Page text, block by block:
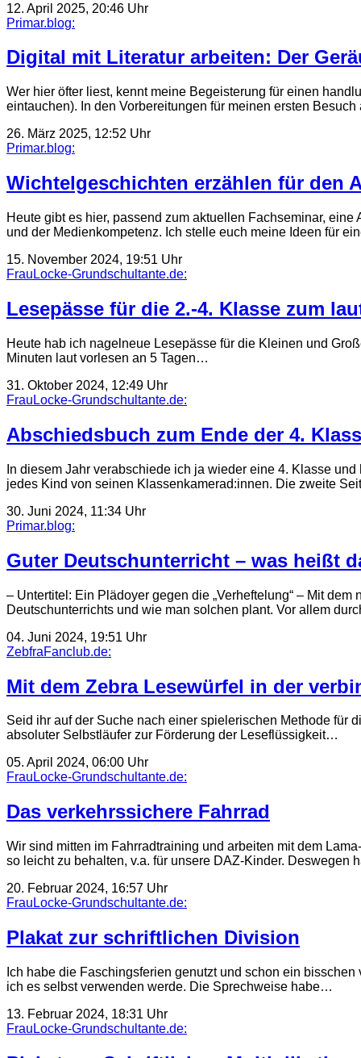
12. April 2025, 20:46 Uhr
Primar.blog:
Digital mit Literatur arbeiten: Der
Wer hier öfter liest, kennt meine Begeisterung für einen
eintauchen). In den Vorbereitungen für meinen ersten
26. März 2025, 12:52 Uhr
Primar.blog:
Wichtelgeschichten erzählen für den
Heute gibt es hier, passend zum aktuellen Fachseminar,
und der Medienkompetenz. Ich stelle euch meine Ideen für
15. November 2024, 19:51 Uhr
FrauLocke-Grundschultante.de:
Lesepässe für die 2.-4. Klasse zum
Heute hab ich nagelneue Lesepässe für die Kleinen und
Minuten laut vorlesen an 5 Tagen…
31. Oktober 2024, 12:49 Uhr
FrauLocke-Grundschultante.de:
Abschiedsbuch zum Ende der 4.
In diesem Jahr verabschiede ich ja wieder eine 4. Klasse
jedes Kind von seinen Klassenkamerad:innen. Die zweite
30. Juni 2024, 11:34 Uhr
Primar.blog:
Guter Deutschunterricht – was heißt
– Untertitel: Ein Plädoyer gegen die „Verheftelung“ – Mit
Deutschunterrichts und wie man solchen plant. Vor allem
04. Juni 2024, 19:51 Uhr
ZebfraFanclub.de:
Mit dem Zebra Lesewürfel in der
Seid ihr auf der Suche nach einer spielerischen Methode für
absoluter Selbstläufer zur Förderung der Leseflüssigkeit…
05. April 2024, 06:00 Uhr
FrauLocke-Grundschultante.de:
Das verkehrssichere Fahrrad
Wir sind mitten im Fahrradtraining und arbeiten mit dem
so leicht zu behalten, v.a. für unsere DAZ-Kinder. Deswegen
20. Februar 2024, 16:57 Uhr
FrauLocke-Grundschultante.de:
Plakat zur schriftlichen Division
Ich habe die Faschingsferien genutzt und schon ein
ich es selbst verwenden werde. Die Sprechweise habe…
13. Februar 2024, 18:31 Uhr
FrauLocke-Grundschultante.de: